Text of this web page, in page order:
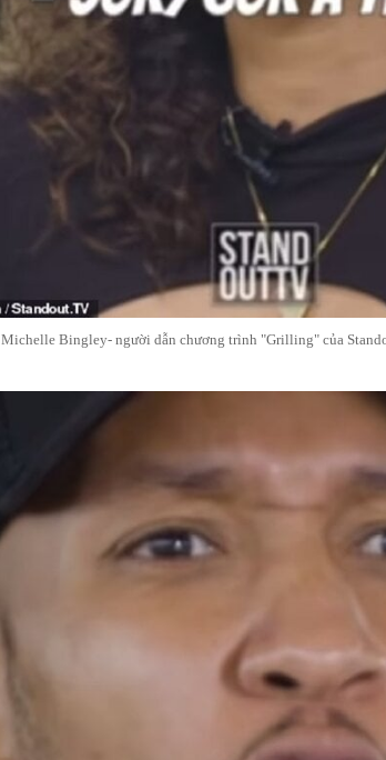
Michelle Bingley- người dẫn chương trình "Grilling" của